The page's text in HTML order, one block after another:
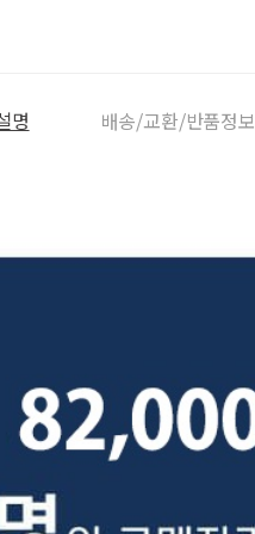
명 배송/교환/반품정보